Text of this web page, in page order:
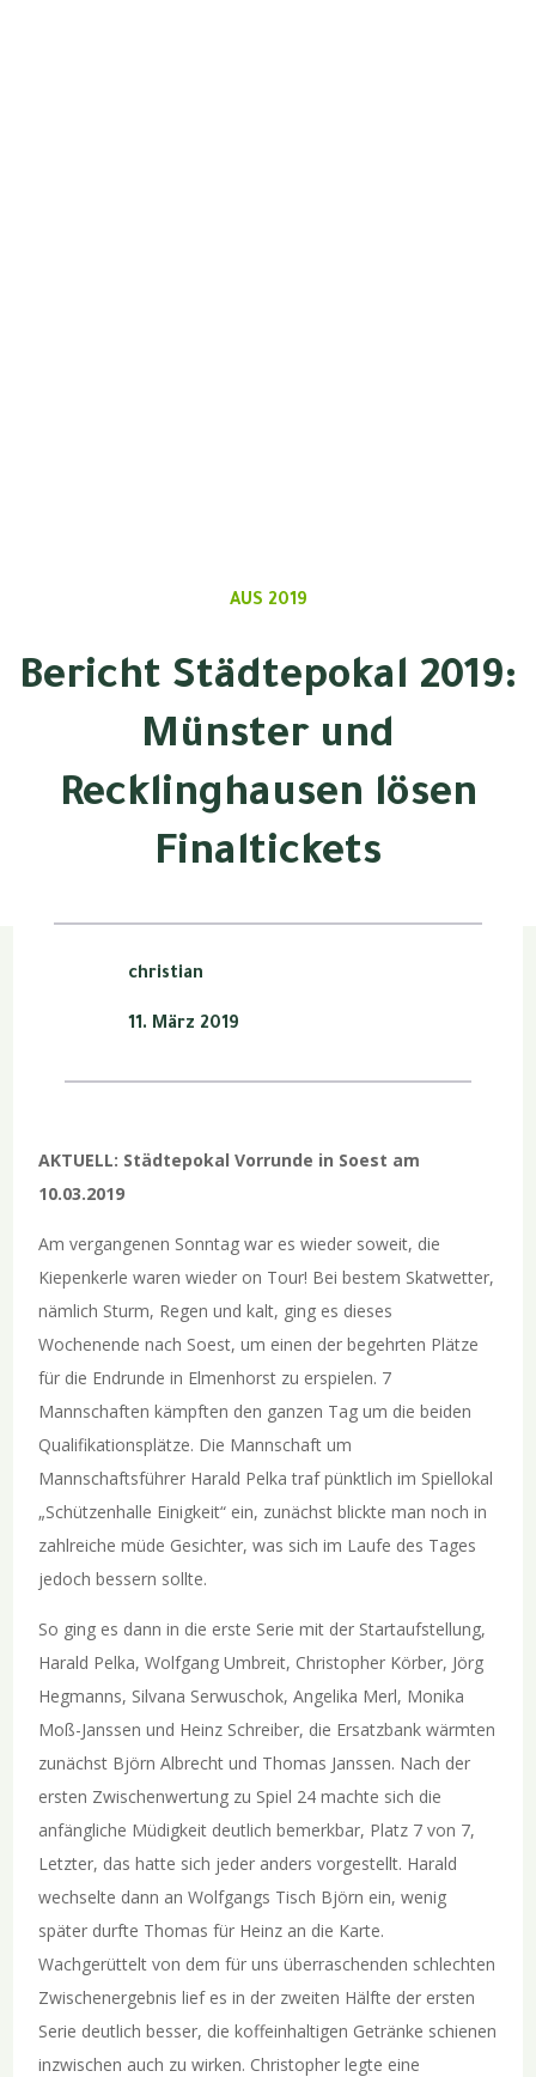
AUS 2019
Bericht Städtepokal 2019:
Münster und
Recklinghausen lösen
Finaltickets
christian
11. März 2019
AKTUELL: Städtepokal Vorrunde in Soest am
10.03.2019
Am vergangenen Sonntag war es wieder soweit, die
Kiepenkerle waren wieder on Tour! Bei bestem Skatwetter,
nämlich Sturm, Regen und kalt, ging es dieses
Wochenende nach Soest, um einen der begehrten Plätze
für die Endrunde in Elmenhorst zu erspielen. 7
Mannschaften kämpften den ganzen Tag um die beiden
Qualifikationsplätze. Die Mannschaft um
Mannschaftsführer Harald Pelka traf pünktlich im Spiellokal
„Schützenhalle Einigkeit“ ein, zunächst blickte man noch in
zahlreiche müde Gesichter, was sich im Laufe des Tages
jedoch bessern sollte.
So ging es dann in die erste Serie mit der Startaufstellung,
Harald Pelka, Wolfgang Umbreit, Christopher Körber, Jörg
Hegmanns, Silvana Serwuschok, Angelika Merl, Monika
Moß-Janssen und Heinz Schreiber, die Ersatzbank wärmten
zunächst Björn Albrecht und Thomas Janssen. Nach der
ersten Zwischenwertung zu Spiel 24 machte sich die
anfängliche Müdigkeit deutlich bemerkbar, Platz 7 von 7,
Letzter, das hatte sich jeder anders vorgestellt. Harald
wechselte dann an Wolfgangs Tisch Björn ein, wenig
später durfte Thomas für Heinz an die Karte.
Wachgerüttelt von dem für uns überraschenden schlechten
Zwischenergebnis lief es in der zweiten Hälfte der ersten
Serie deutlich besser, die koffeinhaltigen Getränke schienen
inzwischen auch zu wirken. Christopher legte eine